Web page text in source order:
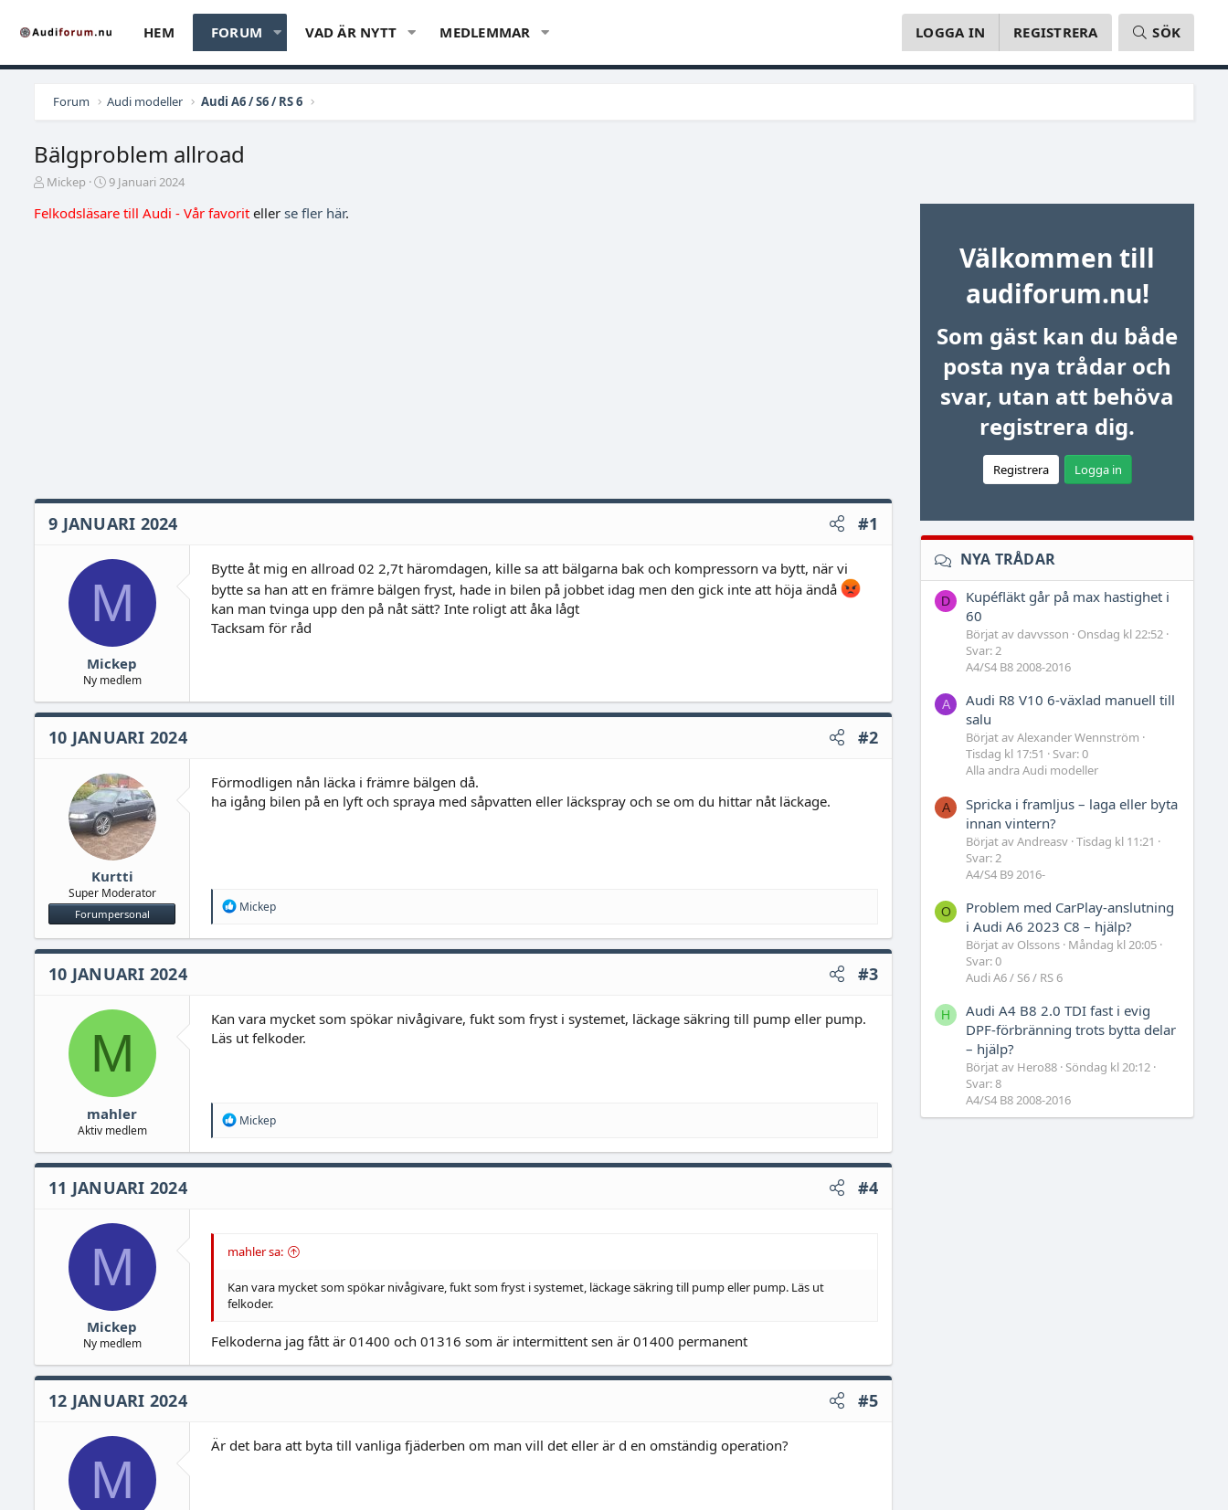
HEM FORUM VAD ÄR NYTT MEDLEMMAR LOGGA IN REGISTRERA SÖK
Forum Audi modeller Audi A6 / S6 / RS 6
Bälgproblem allroad
T
å
Mickep
S
a
9 Januari 2024
Felkodsläsare till Audi - Vår favorit eller se fler här.
9 JANUARI 2024 #1
M
Mickep
Ny medlem
Bytte åt mig en allroad 02 2,7t häromdagen, kille sa att bälgarna bak och kompressorn va bytt, när vi
bytte sa han att en främre bälgen fryst, hade in bilen på jobbet idag men den gick inte att höja ändå
kan man tvinga upp den på nåt sätt? Inte roligt att åka lågt
Tacksam för råd
10 JANUARI 2024 #2
Kurtti
Super Moderator
Forumpersonal
Förmodligen nån läcka i främre bälgen då.
ha igång bilen på en lyft och spraya med såpvatten eller läckspray och se om du hittar nåt läckage.
R
c
s
:
Mickep
10 JANUARI 2024 #3
M
mahler
Aktiv medlem
Kan vara mycket som spökar nivågivare, fukt som fryst i systemet, läckage säkring till pump eller pump.
Läs ut felkoder.
R
c
:
Mickep
11 JANUARI 2024 #4
M
Mickep
Ny medlem
mahler sa:
Kan vara mycket som spökar nivågivare, fukt som fryst i systemet, läckage säkring till pump eller pump. Läs ut
felkoder.
Felkoderna jag fått är 01400 och 01316 som är intermittent sen är 01400 permanent
12 JANUARI 2024 #5
M
Är det bara att byta till vanliga fjäderben om man vill det eller är d en omständig operation?
Välkommen till
audiforum.nu!
Som gäst kan du både
posta nya trådar och
svar, utan att behöva
registrera dig.
Registrera Logga in
NYA TRÅDAR
D
Kupéfläkt går på max hastighet i
60
Börjat av davvsson
Onsdag kl 22:52
Svar: 2
A4/S4 B8 2008-2016
A
Audi R8 V10 6-växlad manuell till
salu
Börjat av Alexander Wennström
Tisdag kl 17:51
Svar: 0
Alla andra Audi modeller
A
Spricka i framljus – laga eller byta
innan vintern?
Börjat av Andreasv Tisdag kl 11:21
Svar: 2
A4/S4 B9 2016-
O
Problem med CarPlay-anslutning
i Audi A6 2023 C8 – hjälp?
Börjat av Olssons Måndag kl 20:05
Svar: 0
Audi A6 / S6 / RS 6
H
Audi A4 B8 2.0 TDI fast i evig
DPF-förbränning trots bytta delar
– hjälp?
Börjat av Hero88 Söndag kl 20:12
Svar: 8
A4/S4 B8 2008-2016